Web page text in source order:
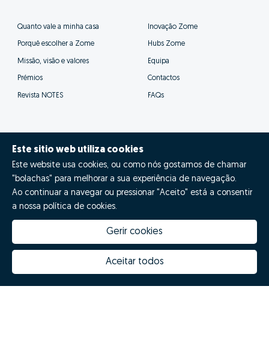
Quanto vale a minha casa
Porquê escolher a Zome
Missão, visão e valores
Prémios
Revista NOTES
Inovação Zome
Hubs Zome
Equipa
Contactos
FAQs
Política de Privacidade
Termos e condições
Resolução Alternativa de Litígios
Livro de reclamações
Este sitio web utiliza cookies
Este website usa cookies, ou como nós gostamos de chamar
"bolachas" para melhorar a sua experiência de navegação.
Ao continuar a navegar ou pressionar "Aceito" está a consentir
a nossa política de cookies.
Gerir cookies
Aceitar todos